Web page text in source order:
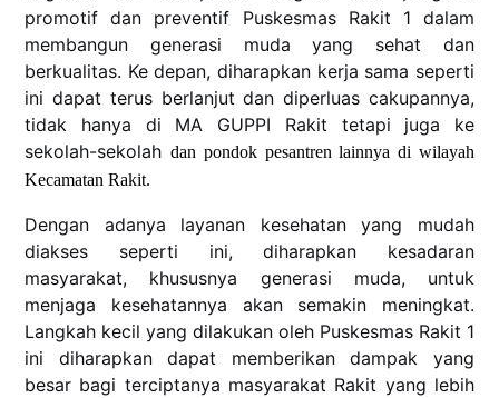
promotif dan preventif Puskesmas Rakit 1 dalam
membangun generasi muda yang sehat dan
berkualitas. Ke depan, diharapkan kerja sama seperti
ini dapat terus berlanjut dan diperluas cakupannya,
tidak hanya di MA GUPPI Rakit tetapi juga ke
sekolah-sekolah dan pondok pesantren lainnya di wilayah
Kecamatan Rakit.
Dengan adanya layanan kesehatan yang mudah
diakses seperti ini, diharapkan kesadaran
masyarakat, khususnya generasi muda, untuk
menjaga kesehatannya akan semakin meningkat.
Langkah kecil yang dilakukan oleh Puskesmas Rakit 1
ini diharapkan dapat memberikan dampak yang
besar bagi terciptanya masyarakat Rakit yang lebih